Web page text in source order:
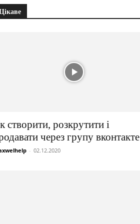
створити, розкрутити і
через групу вконтакте
- 02.12.2020